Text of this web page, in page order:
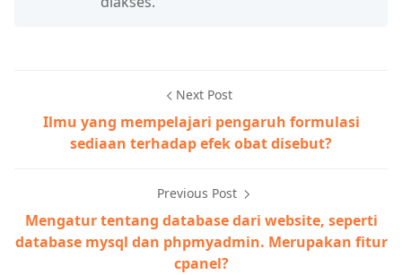
Next Post
Ilmu yang mempelajari pengaruh formulasi
sediaan terhadap efek obat disebut?
Previous Post
Mengatur tentang database dari website, seperti
database mysql dan phpmyadmin. Merupakan fitur
cpanel?